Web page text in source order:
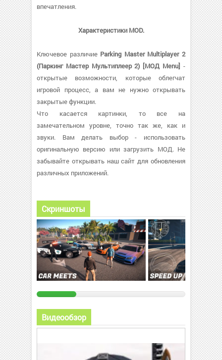
впечатления.
Характеристики MOD.
Ключевое различие Parking Master Multiplayer 2
(Паркинг Мастер Мультиплеер 2) [МОД Menu] -
открытые возможности, которые облегчат
игровой процесс, а вам не нужно открывать
закрытые функции.
Что касается картинки, то все на
замечательном уровне, точно так же, как и
звуки. Вам делать выбор - использовать
оригинальную версию или загрузить МОД. Не
забывайте открывать наш сайт для обновления
различных приложений.
Скриншоты
Видеообзор